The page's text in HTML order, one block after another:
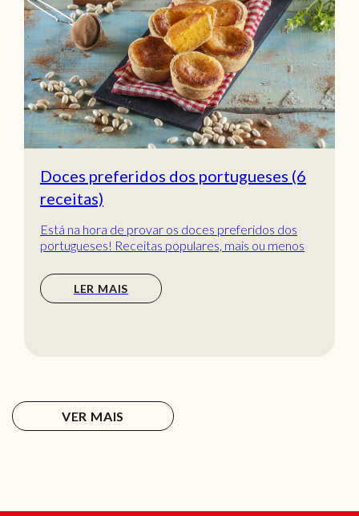
Doces preferidos dos portugueses (6
receitas)
Está na hora de provar os doces preferidos dos
portugueses! Receitas populares, mais ou menos
LER MAIS
VER MAIS